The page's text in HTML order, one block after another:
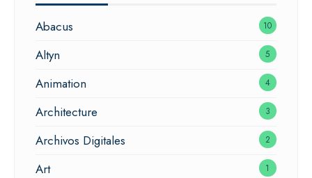
Abacus 10
Altyn 5
Animation 4
Architecture 3
Archivos Digitales 2
Art 1